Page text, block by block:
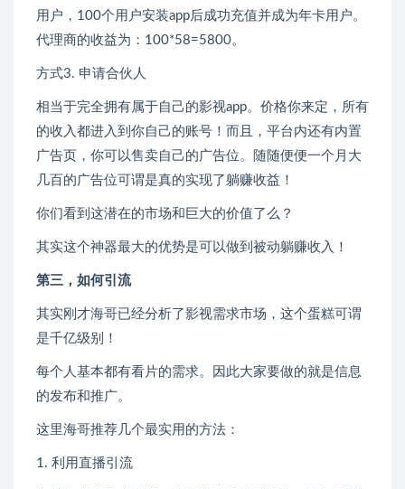
用户，100个用户安装app后成功充值并成为年卡用户。
代理商的收益为：100*58=5800。
方式3. 申请合伙人
相当于完全拥有属于自己的影视app。价格你来定，所有
的收入都进入到你自己的账号！而且，平台内还有内置
广告页，你可以售卖自己的广告位。随随便便一个月大
几百的广告位可谓是真的实现了躺赚收益！
你们看到这潜在的市场和巨大的价值了么？
其实这个神器最大的优势是可以做到被动躺赚收入！
第三，如何引流
其实刚才海哥已经分析了影视需求市场，这个蛋糕可谓
是千亿级别！
每个人基本都有看片的需求。因此大家要做的就是信息
的发布和推广。
这里海哥推荐几个最实用的方法：
1. 利用直播引流